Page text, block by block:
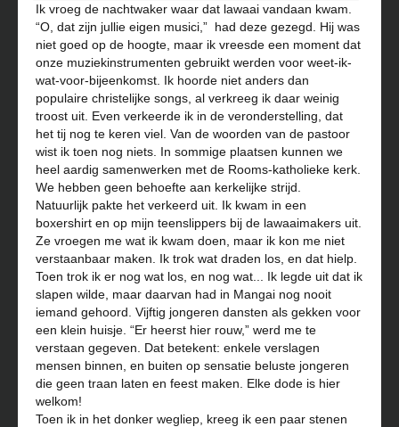
Ik vroeg de nachtwaker waar dat lawaai vandaan kwam.
“O, dat zijn jullie eigen musici,” had deze gezegd. Hij was
niet goed op de hoogte, maar ik vreesde een moment dat
onze muziekinstrumenten gebruikt werden voor weet-ik-
wat-voor-bijeenkomst. Ik hoorde niet anders dan
populaire christelijke songs, al verkreeg ik daar weinig
troost uit. Even verkeerde ik in de veronderstelling, dat
het tij nog te keren viel. Van de woorden van de pastoor
wist ik toen nog niets. In sommige plaatsen kunnen we
heel aardig samenwerken met de Rooms-katholieke kerk.
We hebben geen behoefte aan kerkelijke strijd.
Natuurlijk pakte het verkeerd uit. Ik kwam in een
boxershirt en op mijn teenslippers bij de lawaaimakers uit.
Ze vroegen me wat ik kwam doen, maar ik kon me niet
verstaanbaar maken. Ik trok wat draden los, en dat hielp.
Toen trok ik er nog wat los, en nog wat... Ik legde uit dat ik
slapen wilde, maar daarvan had in Mangai nog nooit
iemand gehoord. Vijftig jongeren dansten als gekken voor
een klein huisje. “Er heerst hier rouw,” werd me te
verstaan gegeven. Dat betekent: enkele verslagen
mensen binnen, en buiten op sensatie beluste jongeren
die geen traan laten en feest maken. Elke dode is hier
welkom!
Toen ik in het donker wegliep, kreeg ik een paar stenen